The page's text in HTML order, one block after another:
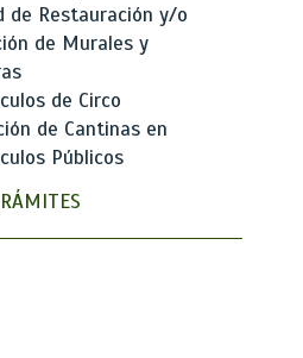
de Restauración y/o
de Murales y
de Circo
de Cantinas en
Públicos